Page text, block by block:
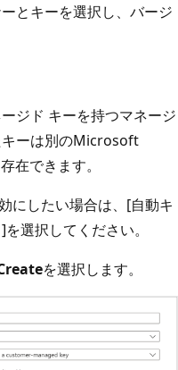
とキーを選択し、バージ
ジド キーを持つマネージ
キーは別のMicrosoft
在できます。
にしたい場合は、[自動キ
選択してください。
を選択します。